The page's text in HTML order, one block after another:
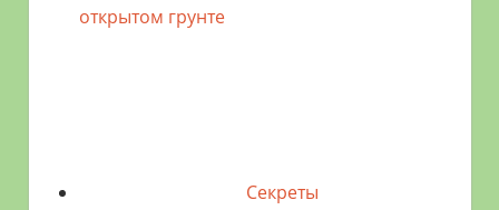
открытом грунте
Секреты